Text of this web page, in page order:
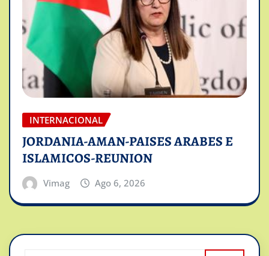
INTERNACIONAL
JORDANIA-AMAN-PAISES ARABES E
ISLAMICOS-REUNION
Vimag Ago 6, 2026